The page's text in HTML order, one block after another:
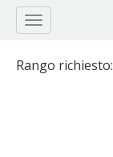
Rango richiesto: